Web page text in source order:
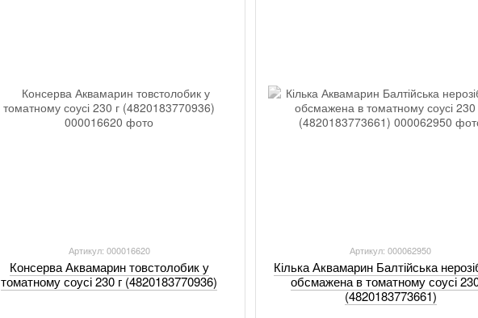
Артикул: 000016620
Консерва Аквамарин товстолобик у
томатному соусі 230 г (4820183770936)
Артикул: 000062950
Кілька Аквамарин Балтійська
обсмажена в томатному соусі
(4820183773661)